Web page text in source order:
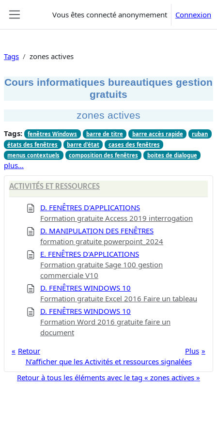
Vous êtes connecté anonymement Connexion
Tags zones actives
Cours informatiques bureautiques gestion
gratuits
zones actives
Tags: fenêtres Windows barre de titre barre accès rapide
ruban
états des fenêtres
barre d'état
cases des fenêtres
menus contextuels
composition des fenêtres boites de dialogue
plus…
ACTIVITÉS ET RESSOURCES
D. FENÊTRES D'APPLICATIONS
Formation gratuite Access 2019 interrogation
D. MANIPULATION DES FENÊTRES
formation gratuite powerpoint_2024
E. FENÊTRES D'APPLICATIONS
Formation gratuite Sage 100 gestion
commerciale V10
D. FENÊTRES WINDOWS 10
Formation gratuite Excel 2016 Faire un tableau
D. FENÊTRES WINDOWS 10
Formation Word 2016 gratuite faire un
document
Retour
Plus
N’afficher que les Activités et ressources signalées
Retour à tous les éléments avec le tag « zones actives »